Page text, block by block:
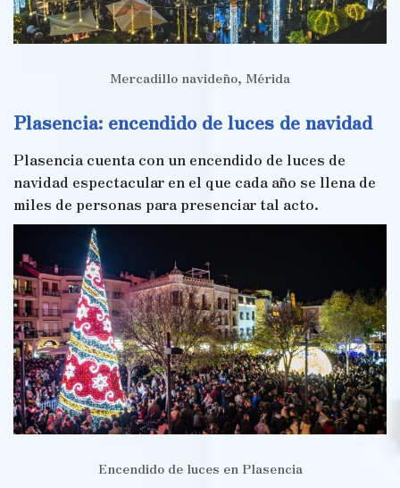
Mercadillo navideño, Mérida
Plasencia: encendido de luces de navidad
Plasencia cuenta con un encendido de luces de
navidad espectacular en el que cada año se llena de
miles de personas para presenciar tal acto.
Encendido de luces en Plasencia